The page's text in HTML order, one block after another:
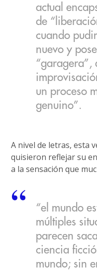
actual
de
cuando
nuevo y
“garagera”,
un proceso
genuino”.
A nivel de letras, esta
quisieron reflejar su
a la sensación que
“el mundo
múltiples
parecen
ciencia
mundo; sin